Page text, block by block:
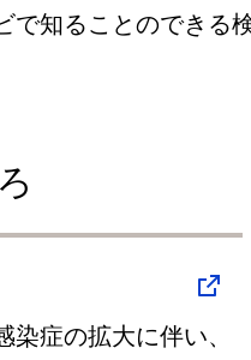
で知ることのできる
症の拡大に伴い、